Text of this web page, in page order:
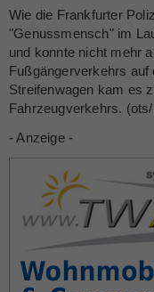
Wie die Frankfurter
"Genussmensch" im
und konnte nicht mehr
Fußgängerverkehrs
Streifenwagen kam es
Fahrzeugverkehrs.
- Anzeige -